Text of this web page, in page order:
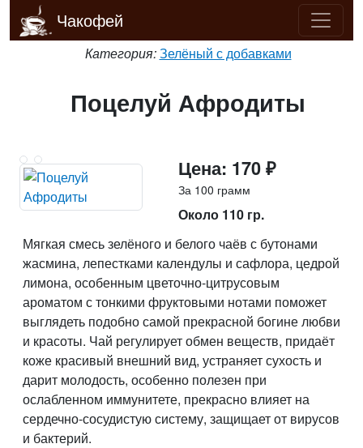
Чакофей
Категория:Зелёный с добавками
Поцелуй Афродиты
Цена: 170 ₽
За 100 грамм
Около 110 гр.
Мягкая смесь зелёного и белого чаёв с бутонами
жасмина, лепестками календулы и сафлора, цедрой
лимона, особенным цветочно-цитрусовым
ароматом с тонкими фруктовыми нотами поможет
выглядеть подобно самой прекрасной богине любви
и красоты. Чай регулирует обмен веществ, придаёт
коже красивый внешний вид, устраняет сухость и
дарит молодость, особенно полезен при
ослабленном иммунитете, прекрасно влияет на
сердечно-сосудистую систему, защищает от вирусов
и бактерий.